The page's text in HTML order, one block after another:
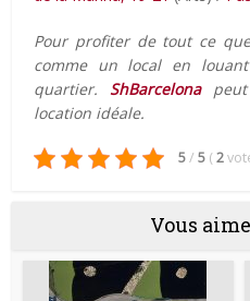
Pour profiter de tout ce
comme un local en
quartier. ShBarcelonapeut
location idéale.
5/ 5 (2
Vous